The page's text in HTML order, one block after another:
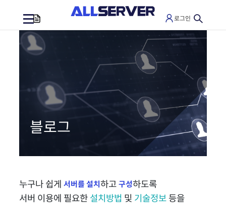
로그인
블로그
누구나 쉽게서버를 설치하고구성하도록
서버 이용에 필요한 설치방법 및 기술정보 등을